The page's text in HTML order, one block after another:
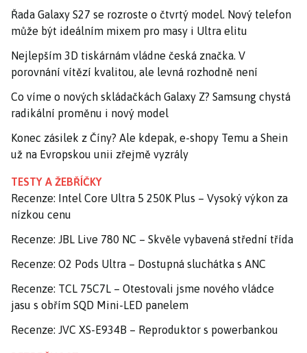
Řada Galaxy S27 se rozroste o čtvrtý model. Nový telefon
může být ideálním mixem pro masy i Ultra elitu
Nejlepším 3D tiskárnám vládne česká značka. V
porovnání vítězí kvalitou, ale levná rozhodně není
Co víme o nových skládačkách Galaxy Z? Samsung chystá
radikální proměnu i nový model
Konec zásilek z Číny? Ale kdepak, e-shopy Temu a Shein
už na Evropskou unii zřejmě vyzrály
TESTY A ŽEBŘÍČKY
Recenze: Intel Core Ultra 5 250K Plus – Vysoký výkon za
nízkou cenu
Recenze: JBL Live 780 NC – Skvěle vybavená střední třída
Recenze: O2 Pods Ultra – Dostupná sluchátka s ANC
Recenze: TCL 75C7L – Otestovali jsme nového vládce
jasu s obřím SQD Mini-LED panelem
Recenze: JVC XS-E934B – Reproduktor s powerbankou